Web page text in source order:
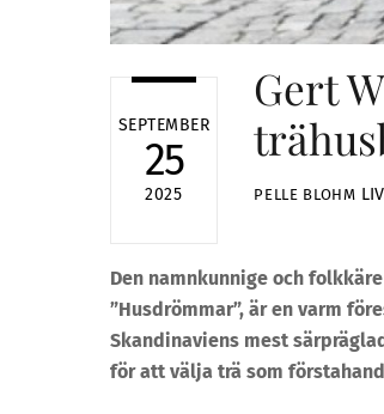
SEPTEMBER
25
2025
Gert
PELLE BLOHM
Den namnkunnige och
”Husdrömmar”, är en varm
Skandinaviens mest
för att välja trä som